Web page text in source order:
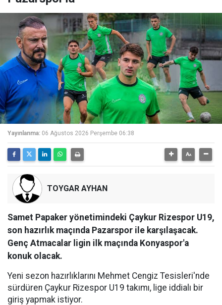
Yayınlanma: 06 Ağustos 2026 Perşembe 06:38
TOYGAR AYHAN
Samet Papaker yönetimindeki Çaykur Rizespor U19,
son hazırlık maçında Pazarspor ile karşılaşacak.
Genç Atmacalar ligin ilk maçında Konyaspor'a
konuk olacak.
Yeni sezon hazırlıklarını Mehmet Cengiz Tesisleri'nde
sürdüren Çaykur Rizespor U19 takımı, lige iddialı bir
giriş yapmak istiyor.